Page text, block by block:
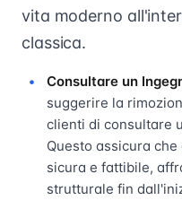
vita moderno
classica.
Consultare un
suggerire la
clienti di consultare
Questo assicura
sicura e fattibile,
strutturale fin